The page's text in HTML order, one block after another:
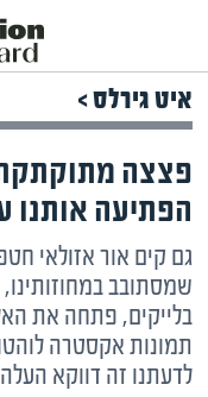
איט גירלס >
פצצה
הפתיעה אותנו
גם קים אור אזולאי
שמסתובב
בלייקים, פתחה את
תמונות אקסטרה
לדעתנו זה דווקא